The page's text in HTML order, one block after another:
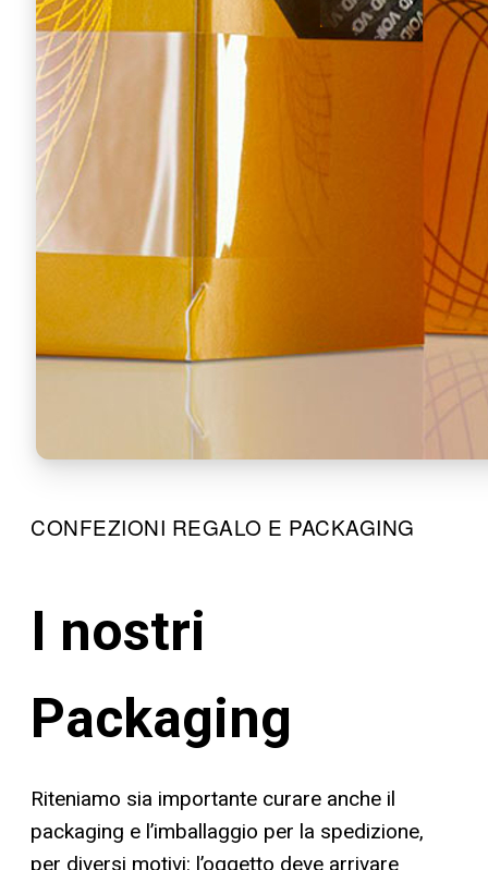
CONFEZIONI REGALO E PACKAGING
I nostri
Packaging
Riteniamo sia importante curare anche il
packaging e l’imballaggio per la spedizione,
per diversi motivi: l’oggetto deve arrivare